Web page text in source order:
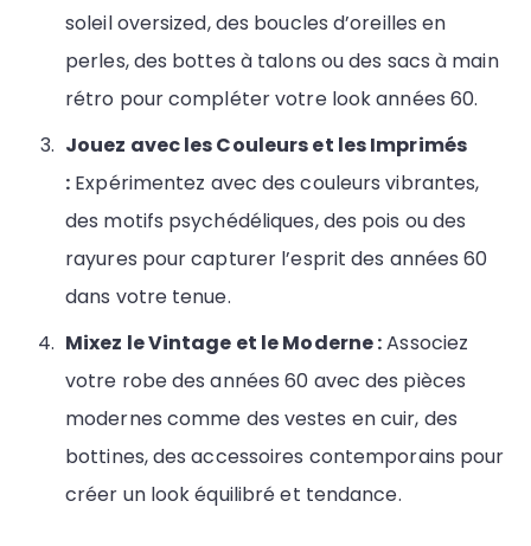
soleil oversized, des boucles d’oreilles en
perles, des bottes à talons ou des sacs à main
rétro pour compléter votre look années 60.
Jouez avec les Couleurs et les Imprimés
: Expérimentez avec des couleurs vibrantes,
des motifs psychédéliques, des pois ou des
rayures pour capturer l’esprit des années 60
dans votre tenue.
Mixez le Vintage et le Moderne :Associez
votre robe des années 60 avec des pièces
modernes comme des vestes en cuir, des
bottines, des accessoires contemporains pour
créer un look équilibré et tendance.